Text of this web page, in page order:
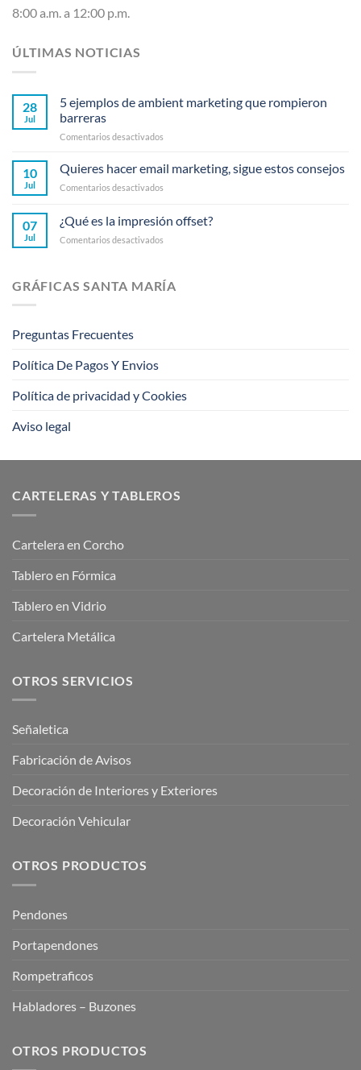
8:00 a.m. a 12:00 p.m.
ÚLTIMAS NOTICIAS
28
Jul
5 ejemplos de ambient marketing que rompieron
barreras
Comentarios desactivados
ejemplos
de
ambient
que
barreras
10
Jul
Quieres hacer email marketing, sigue estos consejos
Comentarios desactivados
email
marketing,
consejos
07
Jul
¿Qué es la impresión offset?
Comentarios desactivados
la
impresión
GRÁFICAS SANTA MARÍA
Preguntas Frecuentes
Política De Pagos Y Envios
Política de privacidad y Cookies
Aviso legal
CARTELERAS Y TABLEROS
Cartelera en Corcho
Tablero en Fórmica
Tablero en Vidrio
Cartelera Metálica
OTROS SERVICIOS
Señaletica
Fabricación de Avisos
Decoración de Interiores y Exteriores
Decoración Vehicular
OTROS PRODUCTOS
Pendones
Portapendones
Rompetraficos
Habladores – Buzones
OTROS PRODUCTOS